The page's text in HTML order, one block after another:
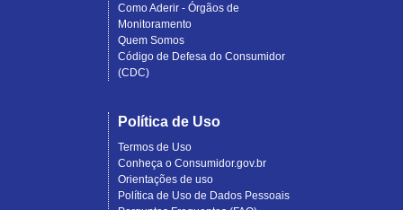
Como Aderir - Órgãos de
Monitoramento
Quem Somos
Código de Defesa do Consumidor
(CDC)
Política de Uso
Termos de Uso
Conheça o Consumidor.gov.br
Orientações de uso
Política de Uso de Dados Pessoais